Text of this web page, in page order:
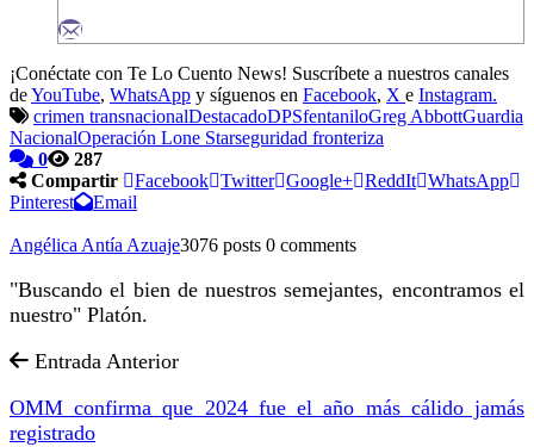
¡Conéctate con Te Lo Cuento News! Suscríbete a nuestros canales
deYouTube, WhatsApp y síguenos en Facebook, X e Instagram.
crimen transnacionalDestacadoDPSfentaniloGreg AbbottGuardia
NacionalOperación Lone Starseguridad fronteriza
0
287
Compartir
Facebook Twitter Google+ ReddIt WhatsApp
Pinterest
Email
Angélica Antía Azuaje3076 posts 0 comments
"Buscando el bien de nuestros semejantes, encontramos el
nuestro" Platón.
Entrada Anterior
OMM confirma que 2024 fue el año más cálido jamás
registrado